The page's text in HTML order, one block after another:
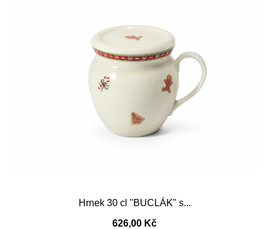
Hrnek 30 cl "BUCLÁK" s...
626,00 Kč